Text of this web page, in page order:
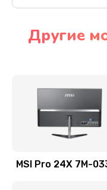
Замена
Другие
MSI Pro 24X 7M-